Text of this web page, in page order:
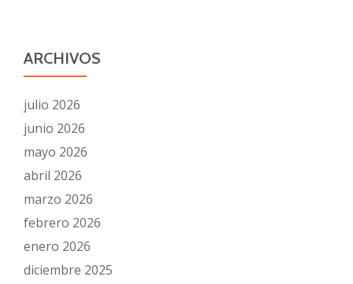
ARCHIVOS
julio 2026
junio 2026
mayo 2026
abril 2026
marzo 2026
febrero 2026
enero 2026
diciembre 2025